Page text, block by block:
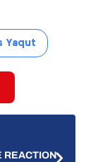
Yaqut
REACTION